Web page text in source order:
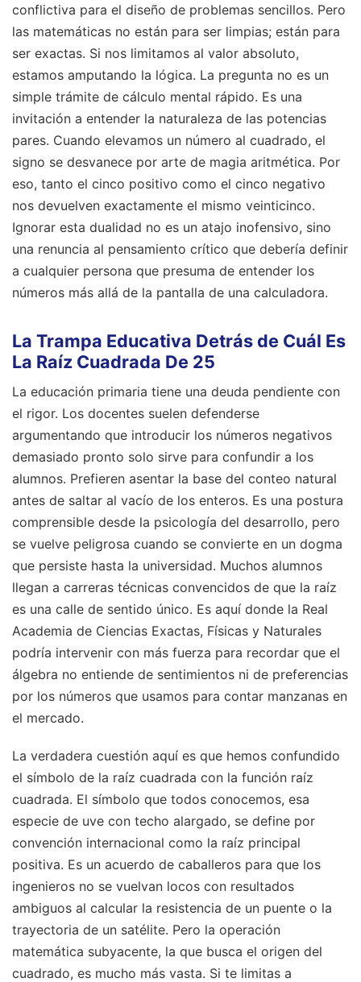
conflictiva para el diseño de problemas sencillos. Pero
las matemáticas no están para ser limpias; están para
ser exactas. Si nos limitamos al valor absoluto,
estamos amputando la lógica. La pregunta no es un
simple trámite de cálculo mental rápido. Es una
invitación a entender la naturaleza de las potencias
pares. Cuando elevamos un número al cuadrado, el
signo se desvanece por arte de magia aritmética. Por
eso, tanto el cinco positivo como el cinco negativo
nos devuelven exactamente el mismo veinticinco.
Ignorar esta dualidad no es un atajo inofensivo, sino
una renuncia al pensamiento crítico que debería definir
a cualquier persona que presuma de entender los
números más allá de la pantalla de una calculadora.
La Trampa Educativa Detrás de Cuál Es
La Raíz Cuadrada De 25
La educación primaria tiene una deuda pendiente con
el rigor. Los docentes suelen defenderse
argumentando que introducir los números negativos
demasiado pronto solo sirve para confundir a los
alumnos. Prefieren asentar la base del conteo natural
antes de saltar al vacío de los enteros. Es una postura
comprensible desde la psicología del desarrollo, pero
se vuelve peligrosa cuando se convierte en un dogma
que persiste hasta la universidad. Muchos alumnos
llegan a carreras técnicas convencidos de que la raíz
es una calle de sentido único. Es aquí donde la Real
Academia de Ciencias Exactas, Físicas y Naturales
podría intervenir con más fuerza para recordar que el
álgebra no entiende de sentimientos ni de preferencias
por los números que usamos para contar manzanas en
el mercado.
La verdadera cuestión aquí es que hemos confundido
el símbolo de la raíz cuadrada con la función raíz
cuadrada. El símbolo que todos conocemos, esa
especie de uve con techo alargado, se define por
convención internacional como la raíz principal
positiva. Es un acuerdo de caballeros para que los
ingenieros no se vuelvan locos con resultados
ambiguos al calcular la resistencia de un puente o la
trayectoria de un satélite. Pero la operación
matemática subyacente, la que busca el origen del
cuadrado, es mucho más vasta. Si te limitas a